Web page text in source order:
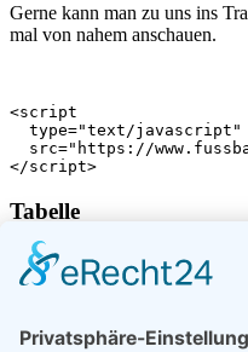
Gerne kann man zu uns ins
mal von nahem anschauen.
<script
  type="text/javascript"
src="https://
</script>
Tabelle
Fussball.de